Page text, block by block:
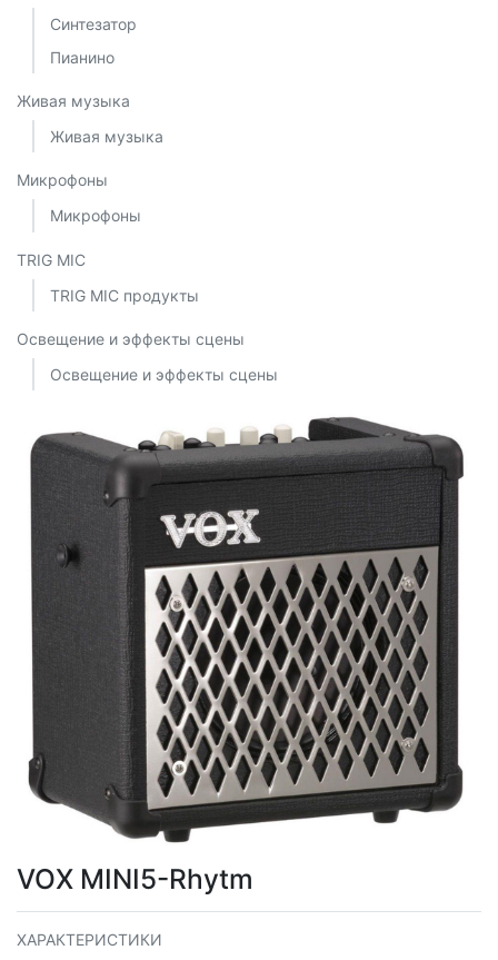
Синтезатор
Пианино
Живая музыка
Живая музыка
Микрофоны
Микрофоны
TRIG MIC
TRIG MIC продукты
Освещение и эффекты сцены
Освещение и эффекты сцены
VOX MINI5-Rhytm
ХАРАКТЕРИСТИКИ